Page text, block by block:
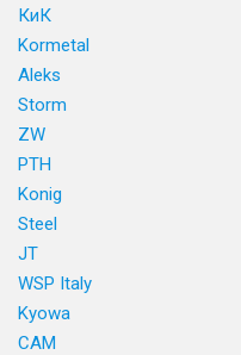
КиК
Kormetal
Aleks
Storm
ZW
PTH
Konig
Steel
JT
WSP Italy
Kyowa
CAM